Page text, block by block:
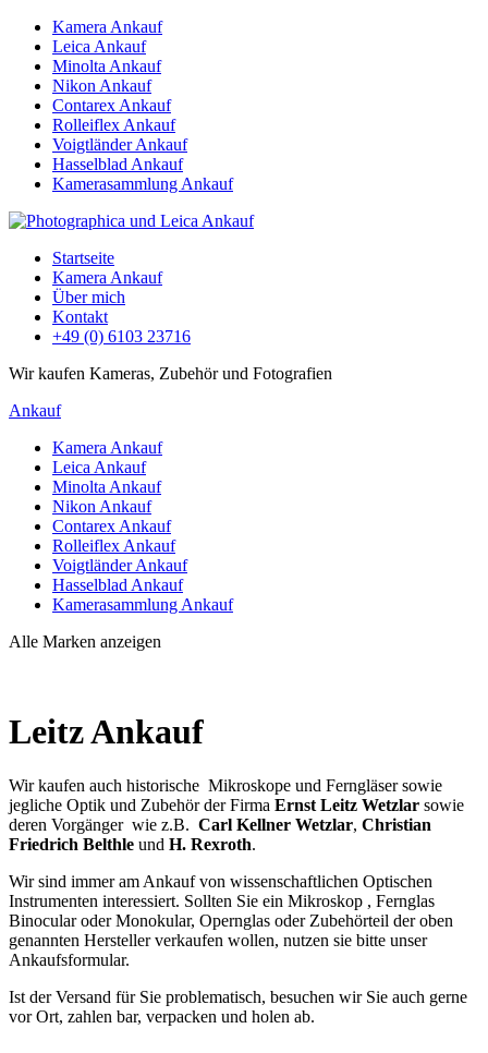
Kamera Ankauf
Leica Ankauf
Minolta Ankauf
Nikon Ankauf
Contarex Ankauf
Rolleiflex Ankauf
Voigtländer Ankauf
Hasselblad Ankauf
Kamerasammlung Ankauf
Startseite
Kamera Ankauf
Über mich
Kontakt
+49 (0) 6103 23716
Wir kaufen Kameras, Zubehör und Fotografien
Ankauf
Kamera Ankauf
Leica Ankauf
Minolta Ankauf
Nikon Ankauf
Contarex Ankauf
Rolleiflex Ankauf
Voigtländer Ankauf
Hasselblad Ankauf
Kamerasammlung Ankauf
Alle Marken anzeigen
Leitz Ankauf
Wir kaufen auch historische Mikroskope und Ferngläser sowie
jegliche Optik und Zubehör der Firma Ernst Leitz Wetzlar sowie
deren Vorgänger wie z.B. Carl Kellner Wetzlar, Christian
Friedrich Belthle und H. Rexroth.
Wir sind immer am Ankauf von wissenschaftlichen Optischen
Instrumenten interessiert. Sollten Sie ein Mikroskop , Fernglas
Binocular oder Monokular, Opernglas oder Zubehörteil der oben
genannten Hersteller verkaufen wollen, nutzen sie bitte unser
Ankaufsformular.
Ist der Versand für Sie problematisch, besuchen wir Sie auch gerne
vor Ort, zahlen bar, verpacken und holen ab.